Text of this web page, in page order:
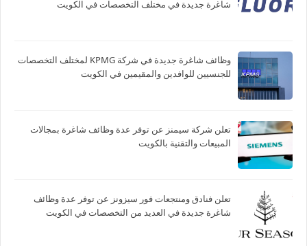
شاغرة جديدة في مختلف التخصصات في الكويت
وظائف شاغرة جديدة في شركة ‏KPMG لمختلف التخصصات
للجنسيين للوافدين والمقيمين في الكويت
تعلن شركة سيمنز عن توفر عدة وظائف شاغرة بمجالات
المبيعات والتقنية بالكويت
تعلن فنادق ومنتجعات فور سيزونز‏ عن توفر عدة وظائف
شاغرة جديدة في العديد من التخصصات في الكويت